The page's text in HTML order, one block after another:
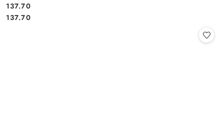
Cena:
137.70
Cena:
137.70